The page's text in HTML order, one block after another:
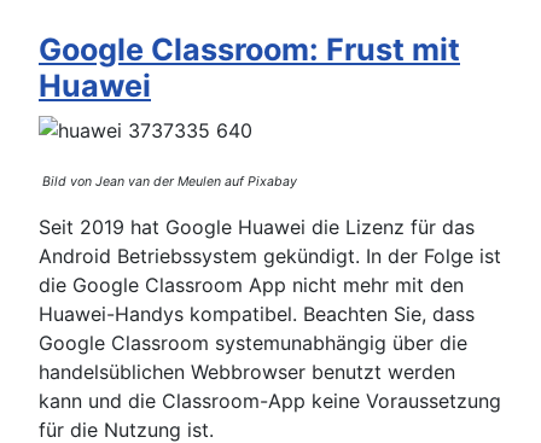
Google Classroom: Frust mit
Huawei
Bild von Jean van der Meulen auf Pixabay
Seit 2019 hat Google Huawei die Lizenz für das
Android Betriebssystem gekündigt. In der Folge ist
die Google Classroom App nicht mehr mit den
Huawei-Handys kompatibel. Beachten Sie, dass
Google Classroom systemunabhängig über die
handelsüblichen Webbrowser benutzt werden
kann und die Classroom-App keine Voraussetzung
für die Nutzung ist.